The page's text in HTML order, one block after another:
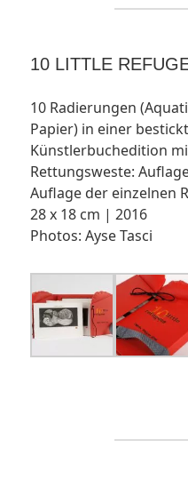
10 LITTLE
10 Radierungen
Papier) in einer
Künstlerbuchedition
Rettungsweste:
Auflage der einzelnen
28 x 18 cm | 2016
Photos: Ayse Tasci